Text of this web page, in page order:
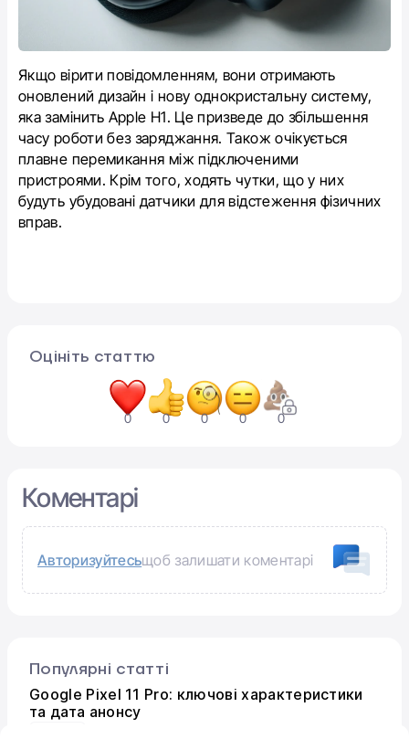
Якщо вірити повідомленням, вони отримають
оновлений дизайн і нову однокристальну систему,
яка замінить Apple H1. Це призведе до збільшення
часу роботи без заряджання.Також очікується
плавне перемикання між підключеними
пристроями. Крім того, ходять чутки, що у них
будуть убудовані датчики для відстеження фізичних
вправ.
Оцініть статтю
0 0 0 0 0
Коментарі
Авторизуйтесьщоб залишати коментарі
Популярні статті
Google Pixel 11 Pro: ключові характеристики
та дата анонсу